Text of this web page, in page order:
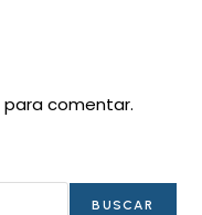
para comentar.
BUSCAR